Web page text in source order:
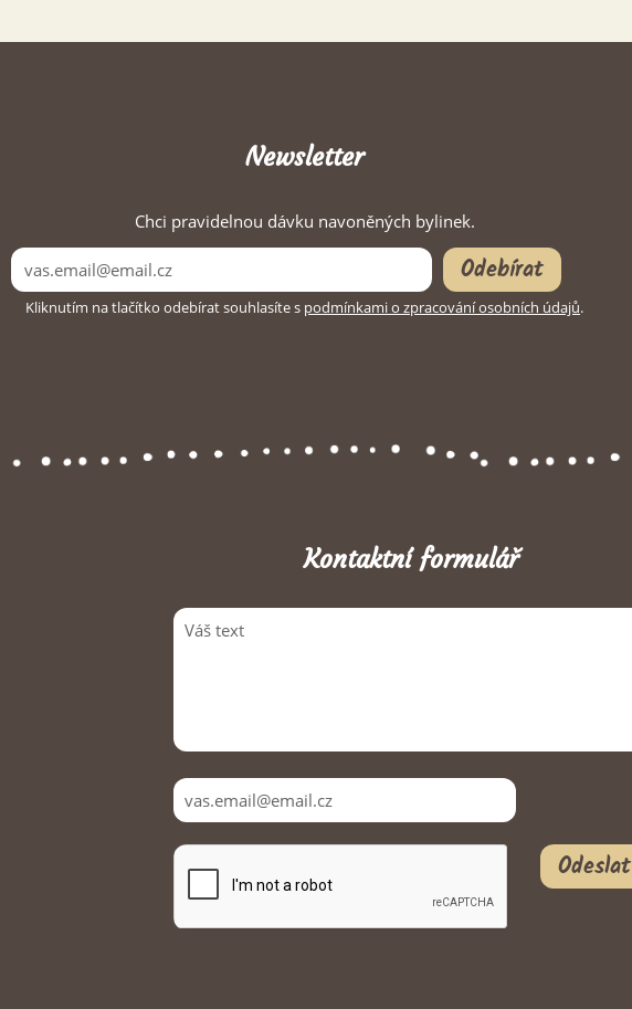
Newsletter
Chci pravidelnou dávku navoněných bylinek.
Odebírat
Kliknutím na tlačítko odebírat souhlasíte s podmínkami o zpracování osobních údajů.
Kontaktní formulář
Odeslat